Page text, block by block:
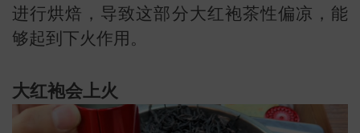
进行烘焙，导致这部分大红袍茶性偏凉，能
够起到下火作用。
大红袍会上火